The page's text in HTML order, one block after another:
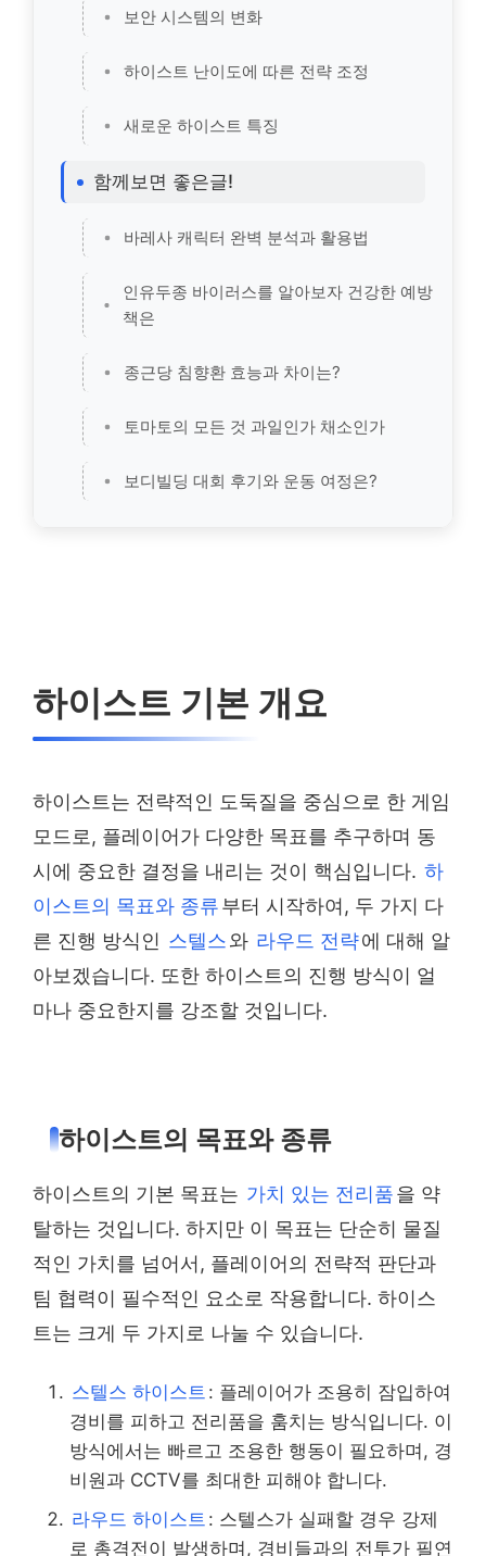
보안 시스템의 변화
하이스트 난이도에 따른 전략 조정
새로운 하이스트 특징
함께보면 좋은글!
바레사 캐릭터 완벽 분석과 활용법
인유두종 바이러스를 알아보자 건강한 예방
책은
종근당 침향환 효능과 차이는?
토마토의 모든 것 과일인가 채소인가
보디빌딩 대회 후기와 운동 여정은?
하이스트 기본 개요
하이스트는 전략적인 도둑질을 중심으로 한 게임
모드로, 플레이어가 다양한 목표를 추구하며 동
시에 중요한 결정을 내리는 것이 핵심입니다. 하
이스트의 목표와 종류부터 시작하여, 두 가지 다
른 진행 방식인 스텔스와 라우드 전략에 대해 알
아보겠습니다. 또한 하이스트의 진행 방식이 얼
마나 중요한지를 강조할 것입니다.
하이스트의 목표와 종류
하이스트의 기본 목표는 가치 있는 전리품을 약
탈하는 것입니다. 하지만 이 목표는 단순히 물질
적인 가치를 넘어서, 플레이어의 전략적 판단과
팀 협력이 필수적인 요소로 작용합니다. 하이스
트는 크게 두 가지로 나눌 수 있습니다.
스텔스 하이스트 : 플레이어가 조용히 잠입하여
경비를 피하고 전리품을 훔치는 방식입니다. 이
방식에서는 빠르고 조용한 행동이 필요하며, 경
비원과 CCTV를 최대한 피해야 합니다.
라우드 하이스트 : 스텔스가 실패할 경우 강제
로 총격전이 발생하며, 경비들과의 전투가 필연